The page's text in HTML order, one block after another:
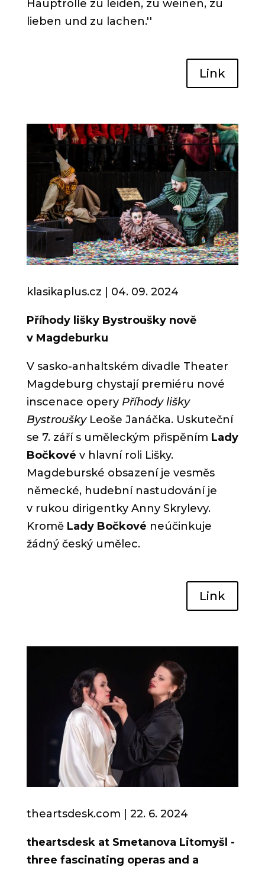
Hauptrolle zu leiden, zu weinen, zu
lieben und zu lachen.''
Link
klasikaplus.cz | 04. 09.2024
Příhody lišky Bystroušky nově
v Magdeburku
V sasko-anhaltském divadle Theater
Magdeburg chystají premiéru nové
inscenace opery Příhody lišky
BystrouškyLeoše Janáčka. Uskuteční
se 7. září s uměleckým přispěním Lady
Bočkové v hlavní roli Lišky.
Magdeburské obsazení je vesměs
německé, hudební nastudování je
v rukou dirigentky Anny Skrylevy.
Kromě Lady Bočkové neúčinkuje
žádný český umělec.
Link
theartsdesk.com | 22. 6.2024
theartsdesk at Smetanova Litomyšl -
three fascinating operas and a